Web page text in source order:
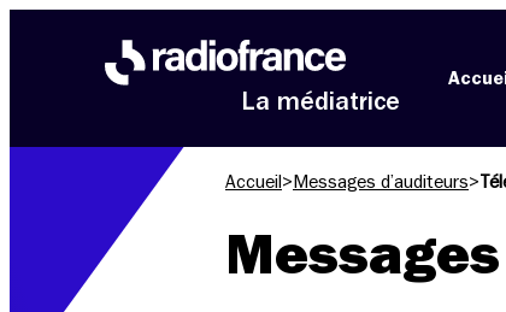
La médiatrice
Accueil > Messages d’auditeurs>